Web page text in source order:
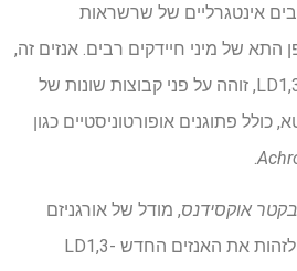
אינטגרליים של שרשראות
התא של מיני חיידקים רבים. אנזים זה,
המכונה LD1,3-transpeptidase, זוהה על פני קבוצות שונות של
פתוגנים אופורטוניסטיים כגון
.
אוקסידנס, מודל של אורגניזם
המשמש בייצור חומץ, כדי לזהות את האנזים החדש LD1,3-